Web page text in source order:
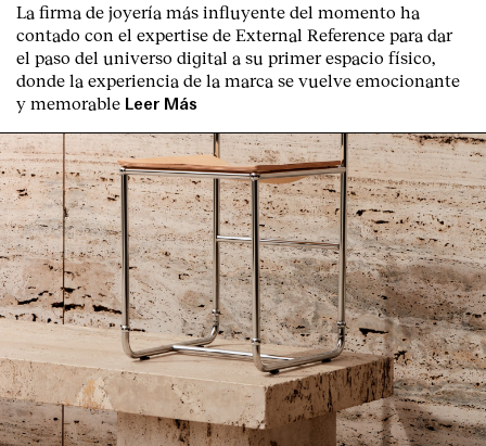
La firma de joyería más influyente del momento ha
contado con el expertise de External Reference para dar
el paso del universo digital a su primer espacio físico,
donde la experiencia de la marca se vuelve emocionante
y memorable Leer Más